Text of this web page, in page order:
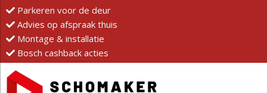
Parkeren voor de deur
Advies op afspraak thuis
Montage & installatie
Bosch cashback acties